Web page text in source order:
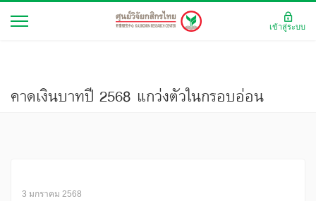
คาดเงินบาทปี 2568 แกว่งตัวในกรอบอ่อน
3 มกราคม 2568
เข้าสู่ระบบ